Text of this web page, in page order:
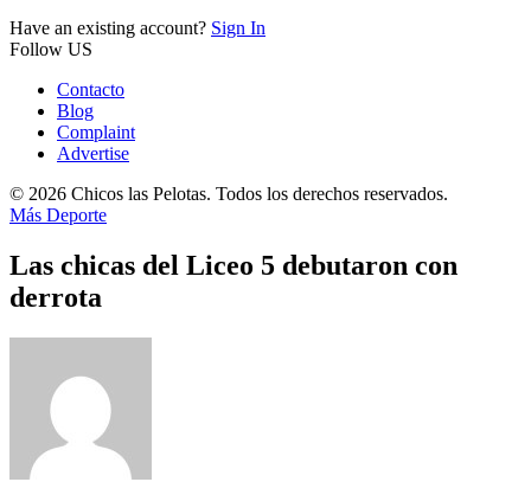
Have an existing account? Sign In
Follow US
Contacto
Blog
Complaint
Advertise
© 2026 Chicos las Pelotas. Todos los derechos reservados.
Más Deporte
Las chicas del Liceo 5 debutaron con
derrota